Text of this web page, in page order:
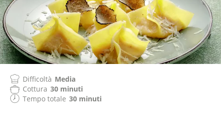
Difficoltà Media
Cottura 30 minuti
Tempo totale 30 minuti